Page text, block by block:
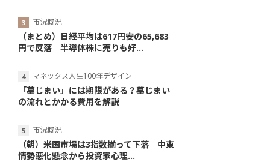
市況概況
（まとめ）日経平均は617円安の65,683
円で反落 半導体株に売りも好...
マネックス人生100年デザイン
「墓じまい」には期限がある？墓じまい
の流れとかかる費用を解説
市況概況
（朝）米国市場は3指数揃って下落 中東
情勢悪化懸念から投資家心理...